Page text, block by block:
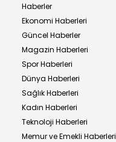
Haberler
Ekonomi Haberleri
Güncel Haberler
Magazin Haberleri
Spor Haberleri
Dünya Haberleri
Sağlık Haberleri
Kadın Haberleri
Teknoloji Haberleri
Memur ve Emekli Haberleri